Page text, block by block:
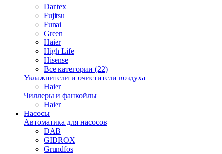
Dantex
Fujitsu
Funai
Green
Haier
High Life
Hisense
Все категории (22)
Увлажнители и очистители воздуха
Haier
Чиллеры и фанкойлы
Haier
Насосы
Автоматика для насосов
DAB
GIDROX
Grundfos